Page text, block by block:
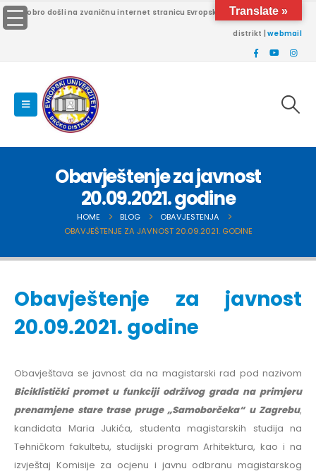
Dobro došli na zvaničnu internet stranicu Evropskog univerziteta Brčko
distrikt |webmail
Obavještenje za javnost
20.09.2021. godine
HOME BLOG
OBAVJESTENJA
OBAVJEŠTENJE ZA JAVNOST 20.09.2021. GODINE
Obavještenje za javnost
20.09.2021. godine
Obavještava se javnost da na magistarski rad pod nazivom
Biciklistički promet u funkciji održivog grada na primjeru
prenamjene stare trase pruge „Samoborčeka“ u Zagrebu,
kandidata Maria Jukića, studenta magistarskih studija na
Tehničkom fakultetu, studijski program Arhitektura, kao i na
izvještaj Komisije za ocjenu i javnu odbranu magistarskog
Translate »